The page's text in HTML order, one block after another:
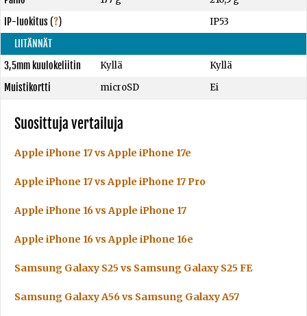
IP-luokitus(?)
IP53
LIITÄNNÄT
3,5mm kuulokeliitin
Kyllä
Kyllä
Muistikortti
microSD Ei
Suosittuja vertailuja
Apple iPhone 17 vs Apple iPhone 17e
Apple iPhone 17 vs Apple iPhone 17 Pro
Apple iPhone 16 vs Apple iPhone 17
Apple iPhone 16 vs Apple iPhone 16e
Samsung Galaxy S25 vs Samsung Galaxy S25 FE
Samsung Galaxy A56 vs Samsung Galaxy A57